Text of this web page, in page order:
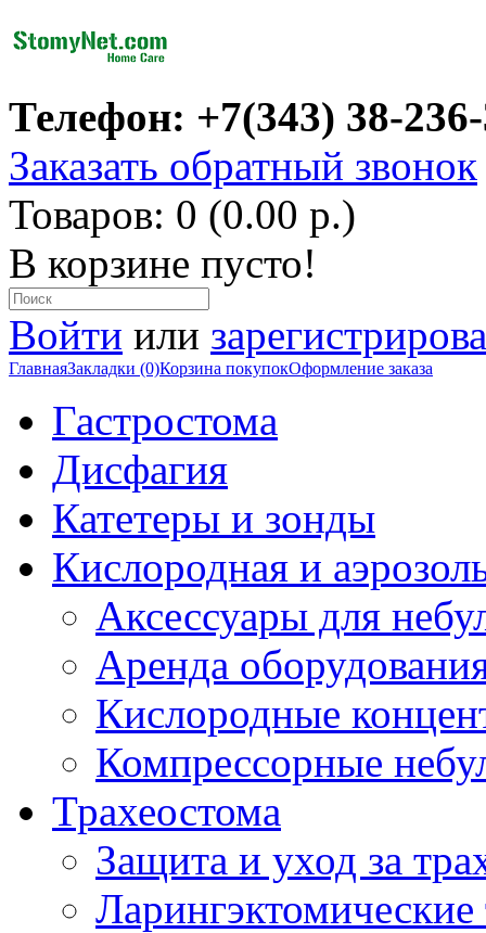
Телефон: +7(343) 38-
Заказать обратный звонок
Товаров: 0 (0.00 р.)
В корзине пусто!
Войти или
ГлавнаяЗакладки (0)Корзина покупокОформление заказа
Гастростома
Дисфагия
Катетеры и зонды
Кислородная и
Аксессуары для
Аренда
Кислородные
Компрессорные
Трахеостома
Защита и уход за